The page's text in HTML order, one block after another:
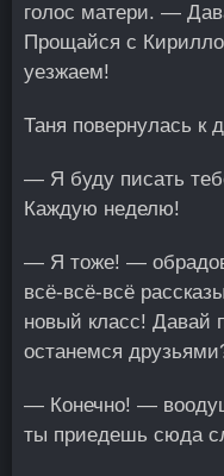
голос матери. —
Прощайся с
уезжаем!
Таня повернулась к
— Я буду писать
Каждую неделю!
— Я тоже! —
всё-всё-всё
новый класс! Давай
останемся
— Конечно! —
ты приедешь сюда